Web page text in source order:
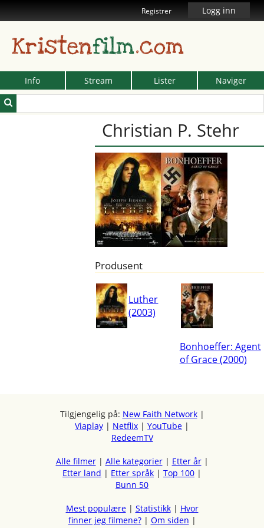
Registrer Logg inn
Kristenfilm.com
Info Stream Lister Naviger
Christian P. Stehr
Produsent
Luther
(2003)
Bonhoeffer: Agent
of Grace (2000)
Tilgjengelig på: New Faith Network|
Viaplay | Netflix | YouTube |
RedeemTV
Alle filmer| Alle kategorier| Etter år|
Etter land | Etter språk | Top 100 |
Bunn 50
Mest populære| Statistikk| Hvor
finner jeg filmene?| Om siden |